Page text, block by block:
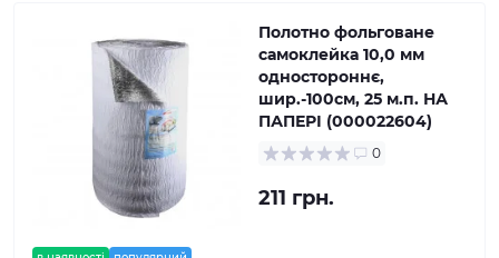
Полотно фольговане
самоклейка 10,0 мм
одностороннє,
шир.-100см, 25 м.п. НА
ПАПЕРІ (000022604)
0
211 грн.